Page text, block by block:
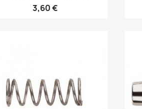
3,60 €